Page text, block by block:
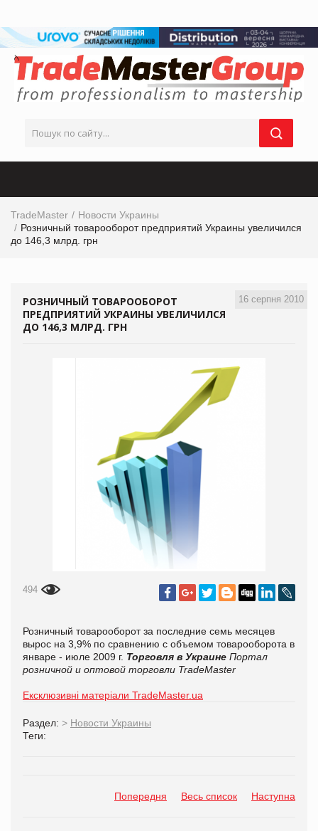
TradeMaster
Новости Украины
Розничный товарооборот предприятий Украины увеличился
до 146,3 млрд. грн
16 серпня 2010
РОЗНИЧНЫЙ ТОВАРООБОРОТ
ПРЕДПРИЯТИЙ УКРАИНЫ УВЕЛИЧИЛСЯ
ДО 146,3 МЛРД. ГРН
494
Розничный товарооборот за последние семь месяцев
вырос на 3,9% по сравнению с объемом товарооборота в
январе - июле 2009 г. Торговля в Украине Портал
розничной и оптовой торговли TradeMaster
Ексклюзивні матеріали TradeMaster.ua
Раздел: > Новости Украины
Теги:
Попередня Весь список Наступна